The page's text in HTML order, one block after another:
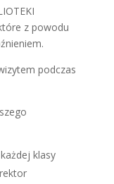
z powodu
podczas
klasy